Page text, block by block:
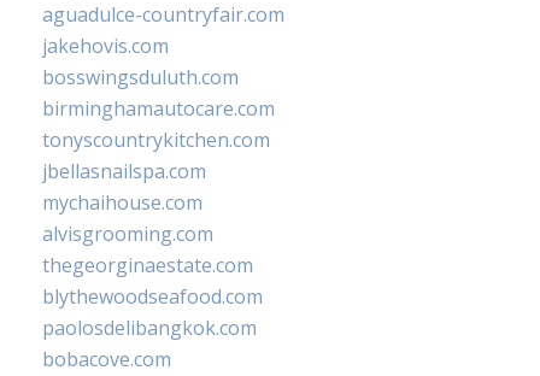
aguadulce-countryfair.com
jakehovis.com
bosswingsduluth.com
birminghamautocare.com
tonyscountrykitchen.com
jbellasnailspa.com
mychaihouse.com
alvisgrooming.com
thegeorginaestate.com
blythewoodseafood.com
paolosdelibangkok.com
bobacove.com